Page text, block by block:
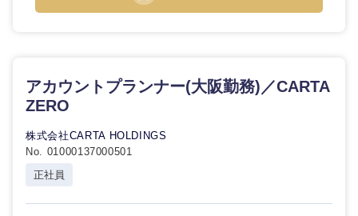
アカウントプランナー(大阪勤務)／CARTA
ZERO
株式会社CARTA HOLDINGS
No. 01000137000501
正社員